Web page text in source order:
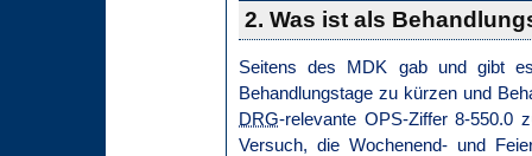
2. Was ist als
Seitens des MDK gab und gibt
Behandlungstage zu kürzen und
DRG-relevante OPS-Ziffer 8-550.0
Versuch, die Wochenend- und